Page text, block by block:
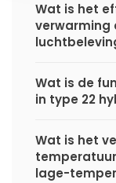
Wat is het
verwarming
Wat is de
in type 22
Wat is het
lage-